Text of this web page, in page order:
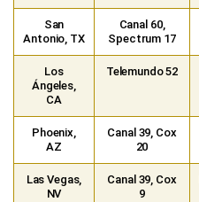
San
Antonio, TX
Canal 60,
Spectrum 17
Los
Ángeles,
CA
Telemundo 52
Phoenix,
AZ
Canal 39, Cox
20
Las Vegas,
NV
Canal 39, Cox
9